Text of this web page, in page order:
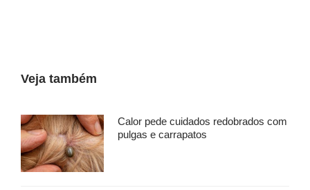
Veja também
Calor pede cuidados redobrados com
pulgas e carrapatos